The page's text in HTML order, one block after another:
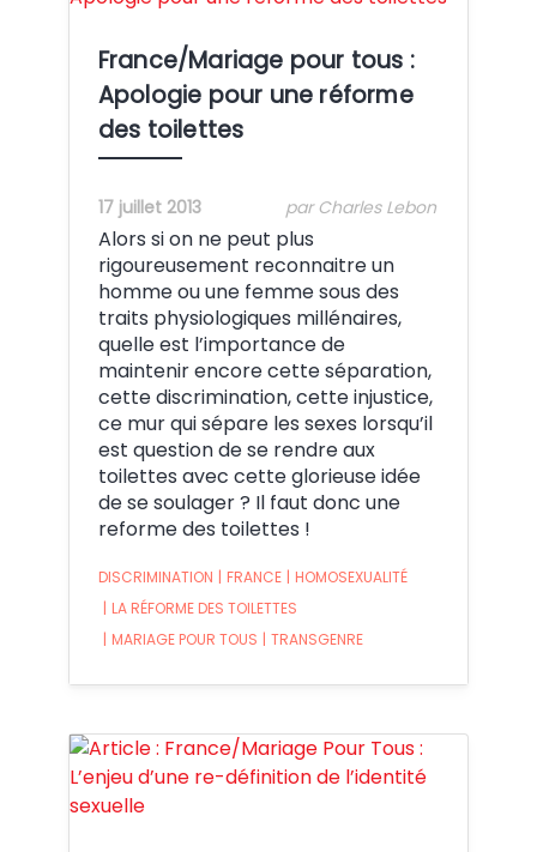
France/Mariage pour tous :
Apologie pour une réforme
des toilettes
17 juillet 2013 par Charles Lebon
Alors si on ne peut plus
rigoureusement reconnaitre un
homme ou une femme sous des
traits physiologiques millénaires,
quelle est l’importance de
maintenir encore cette séparation,
cette discrimination, cette injustice,
ce mur qui sépare les sexes lorsqu’il
est question de se rendre aux
toilettes avec cette glorieuse idée
de se soulager ? Il faut donc une
reforme des toilettes !
DISCRIMINATION | FRANCE | HOMOSEXUALITÉ
| LA RÉFORME DES TOILETTES
| MARIAGE POUR TOUS | TRANSGENRE